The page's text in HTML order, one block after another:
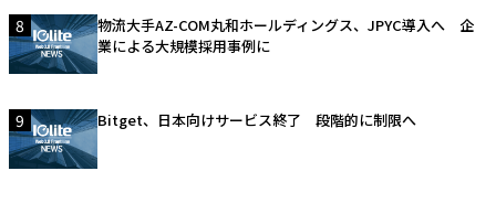
8
物流大手AZ-COM丸和ホールディングス、JPYC導入へ 企
業による大規模採用事例に
9 Bitget、日本向けサービス終了 段階的に制限へ